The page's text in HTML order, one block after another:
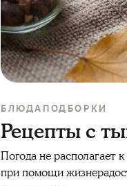
БЛЮДА ПОДБОРКИ
Рецепты с
Погода не располагает
при помощи